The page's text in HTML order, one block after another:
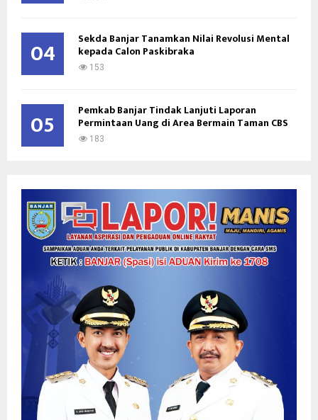
04 Sekda Banjar Tanamkan Nilai Revolusi Mental
kepada Calon Paskibraka
153
05 Pemkab Banjar Tindak Lanjuti Laporan
Permintaan Uang di Area Bermain Taman CBS
183